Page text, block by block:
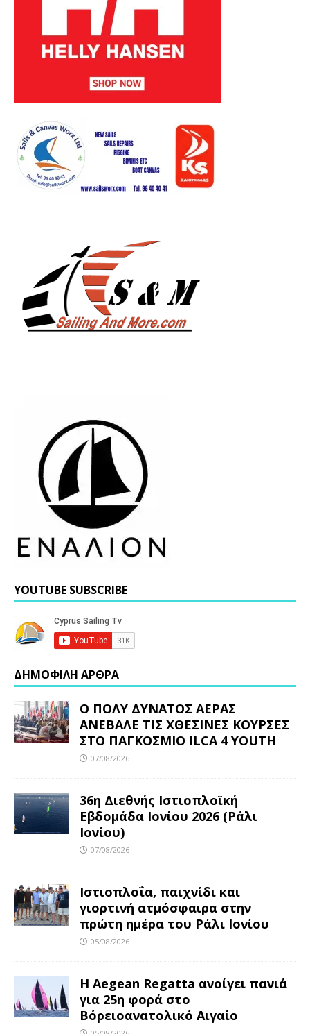
YOUTUBE SUBSCRIBE
ΔΗΜΟΦΙΛΗ ΑΡΘΡΑ
Ο ΠΟΛΥ ΔΥΝΑΤΟΣ ΑΕΡΑΣ
ΑΝΕΒΑΛΕ ΤΙΣ ΧΘΕΣΙΝΕΣ ΚΟΥΡΣΕΣ
ΣΤΟ ΠΑΓΚΟΣΜΙΟ ILCA 4 YOUTH
07/08/2026
36η Διεθνής Ιστιοπλοϊκή
Εβδομάδα Ιονίου 2026 (Ράλι
Ιονίου)
07/08/2026
Ιστιοπλοΐα, παιχνίδι και
γιορτινή ατμόσφαιρα στην
πρώτη ημέρα του Ράλι Ιονίου
05/08/2026
Η Aegean Regatta ανοίγει πανιά
για 25η φορά στο
Βόρειοανατολικό Αιγαίο